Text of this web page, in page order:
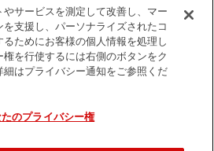
法的事項
利用規約
個人情報保
やサービスを測定して改善し、マー
支援し、パーソナライズされたコ
るためにお客様の個人情報を処理し
を行使するには右側のボタンをク
細はプライバシー通知をご参照くだ
のプライバシー権